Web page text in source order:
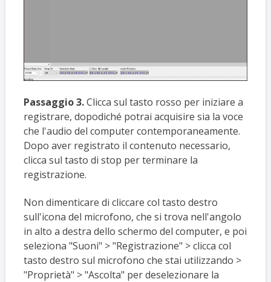
Passaggio 3.Clicca sul tasto rosso per iniziare a
registrare, dopodiché potrai acquisire sia la voce
che l'audio del computer contemporaneamente.
Dopo aver registrato il contenuto necessario,
clicca sul tasto di stop per terminare la
registrazione.
Non dimenticare di cliccare col tasto destro
sull'icona del microfono, che si trova nell'angolo
in alto a destra dello schermo del computer, e poi
seleziona "Suoni" > "Registrazione" > clicca col
tasto destro sul microfono che stai utilizzando >
"Proprietà" > "Ascolta" per deselezionare la